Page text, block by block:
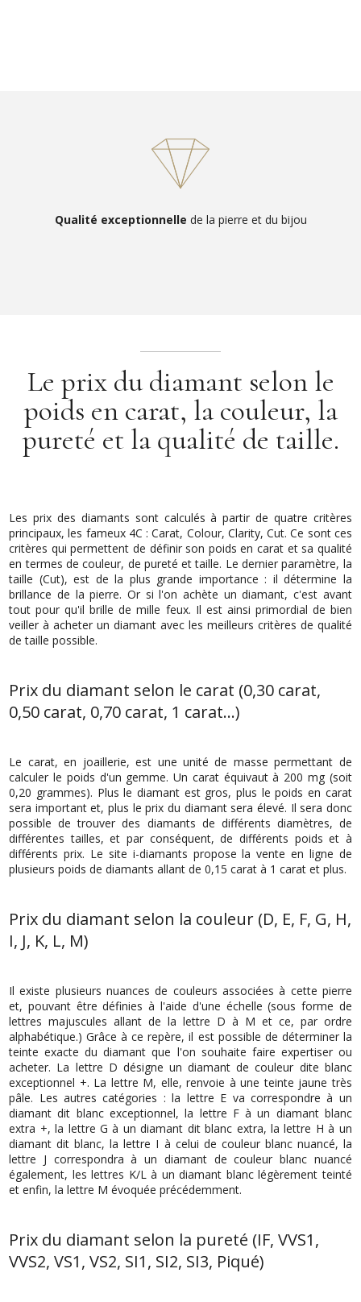
Qualité exceptionnelle de la pierre et du bijou
Le prix du diamant selon le
poids en carat, la couleur, la
pureté et la qualité de taille.
Les prix des diamants sont calculés à partir de quatre critères
principaux, les fameux 4C : Carat, Colour, Clarity, Cut. Ce sont ces
critères qui permettent de définir son poids en carat et sa qualité
en termes de couleur, de pureté et taille. Le dernier paramètre, la
taille (Cut), est de la plus grande importance : il détermine la
brillance de la pierre. Or si l'on achète un diamant, c'est avant
tout pour qu'il brille de mille feux. Il est ainsi primordial de bien
veiller à acheter un diamant avec les meilleurs critères de qualité
de taille possible.
Prix du diamant selon le carat (0,30 carat,
0,50 carat, 0,70 carat, 1 carat…)
Le carat, en joaillerie, est une unité de masse permettant de
calculer le poids d'un gemme. Un carat équivaut à 200 mg (soit
0,20 grammes). Plus le diamant est gros, plus le poids en carat
sera important et, plus le prix du diamant sera élevé. Il sera donc
possible de trouver des diamants de différents diamètres, de
différentes tailles, et par conséquent, de différents poids et à
différents prix. Le site i-diamants propose la vente en ligne de
plusieurs poids de diamants allant de 0,15 carat à 1 carat et plus.
Prix du diamant selon la couleur (D, E, F, G, H,
I, J, K, L, M)
Il existe plusieurs nuances de couleurs associées à cette pierre
et, pouvant être définies à l'aide d'une échelle (sous forme de
lettres majuscules allant de la lettre D à M et ce, par ordre
alphabétique.) Grâce à ce repère, il est possible de déterminer la
teinte exacte du diamant que l'on souhaite faire expertiser ou
acheter. La lettre D désigne un diamant de couleur dite blanc
exceptionnel +. La lettre M, elle, renvoie à une teinte jaune très
pâle. Les autres catégories : la lettre E va correspondre à un
diamant dit blanc exceptionnel, la lettre F à un diamant blanc
extra +, la lettre G à un diamant dit blanc extra, la lettre H à un
diamant dit blanc, la lettre I à celui de couleur blanc nuancé, la
lettre J correspondra à un diamant de couleur blanc nuancé
également, les lettres K/L à un diamant blanc légèrement teinté
et enfin, la lettre M évoquée précédemment.
Prix du diamant selon la pureté (IF, VVS1,
VVS2, VS1, VS2, SI1, SI2, SI3, Piqué)